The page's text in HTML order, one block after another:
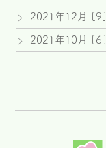
2021年12月 [9]
2021年10月 [6]